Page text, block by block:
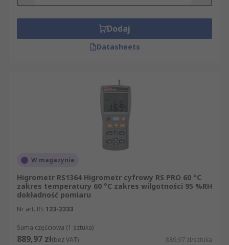
Dodaj
Datasheets
W magazynie
Higrometr RS1364 Higrometr cyfrowy RS PRO 60 °C
zakres temperatury 60 °C zakres wilgotności 95 %RH
dokładność pomiaru
Nr art. RS 123-2233
Suma częściowa (1 sztuka)
889,97 zł(bez VAT) 889,97 zł/sztuka